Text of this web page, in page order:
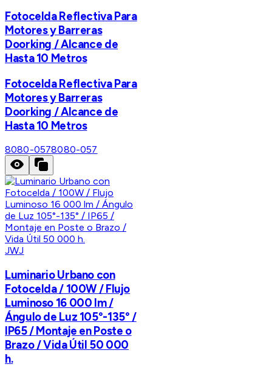
Fotocelda Reflectiva Para
Motores y Barreras
Doorking / Alcance de
Hasta 10 Metros
Fotocelda Reflectiva Para
Motores y Barreras
Doorking / Alcance de
Hasta 10 Metros
8080-0578080-057
JWJ
Luminario Urbano con
Fotocelda / 100W / Flujo
Luminoso 16 000 lm /
Ángulo de Luz 105°-135° /
IP65 / Montaje en Poste o
Brazo / Vida Útil 50 000
h.